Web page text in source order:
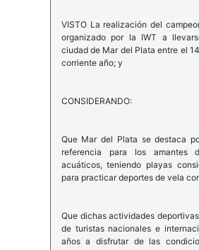
VISTO La realización del
organizado por la IWT a
ciudad de Mar del Plata entre el
corriente año; y
CONSIDERANDO:
Que Mar del Plata se destaca
referencia para los amantes
acuáticos, teniendo playas
para practicar deportes de vela
Que dichas actividades
de turistas nacionales e
años a disfrutar de las